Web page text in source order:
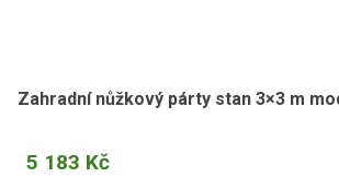
Zahradní nůžkový párty stan 3×3 m
5 183 Kč